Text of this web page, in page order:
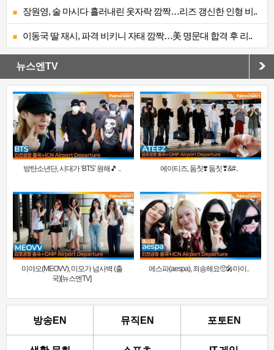
장원영, 술 마시다 흘러내린 옷자락 깜짝…리즈 갱신한 인형 비..
이동국 딸 재시, 파격 비키니 자태 깜짝…美 명문대 합격 후 리..
뉴스엔TV
방탄소년단, 시대가 ‘BTS’ 원해🎵 .. 에이티즈, 둠칫❣️ 둠칫❣&#..
미야오(MEOVV), 미모가 넘사벽 (출
국)[뉴스엔TV]
에스파(aespa), 죄송해요🥺🎤마이..
방송EN 뮤직EN 포토EN